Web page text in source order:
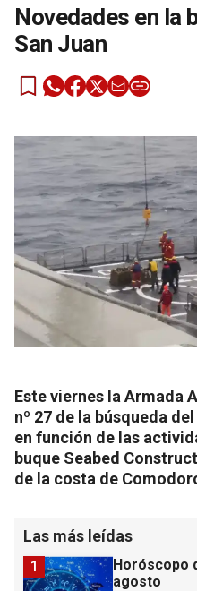
Novedades en la
San Juan
Este viernes la Armada
nº 27 de la búsqueda
en función de las
buque Seabed
de la costa de
Las más leídas
Horóscopo
agosto
1